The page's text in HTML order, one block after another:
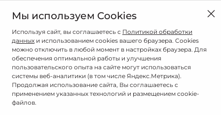
8 (4812) 707-702
© 2026
Мы используем Cookies
Используя сайт, вы соглашаетесь с Политикой обработки
данных и использованием cookies вашего браузера. Cookies
можно отключить в любой момент в настройках браузера. Для
обеспечения оптимальной работы и улучшения
пользовательского опыта на сайте могут использоваться
системы веб-аналитики (в том числе Яндекс.Метрика).
Продолжая использование сайта, Вы соглашаетесь с
применением указанных технологий и размещением cookie-
файлов.